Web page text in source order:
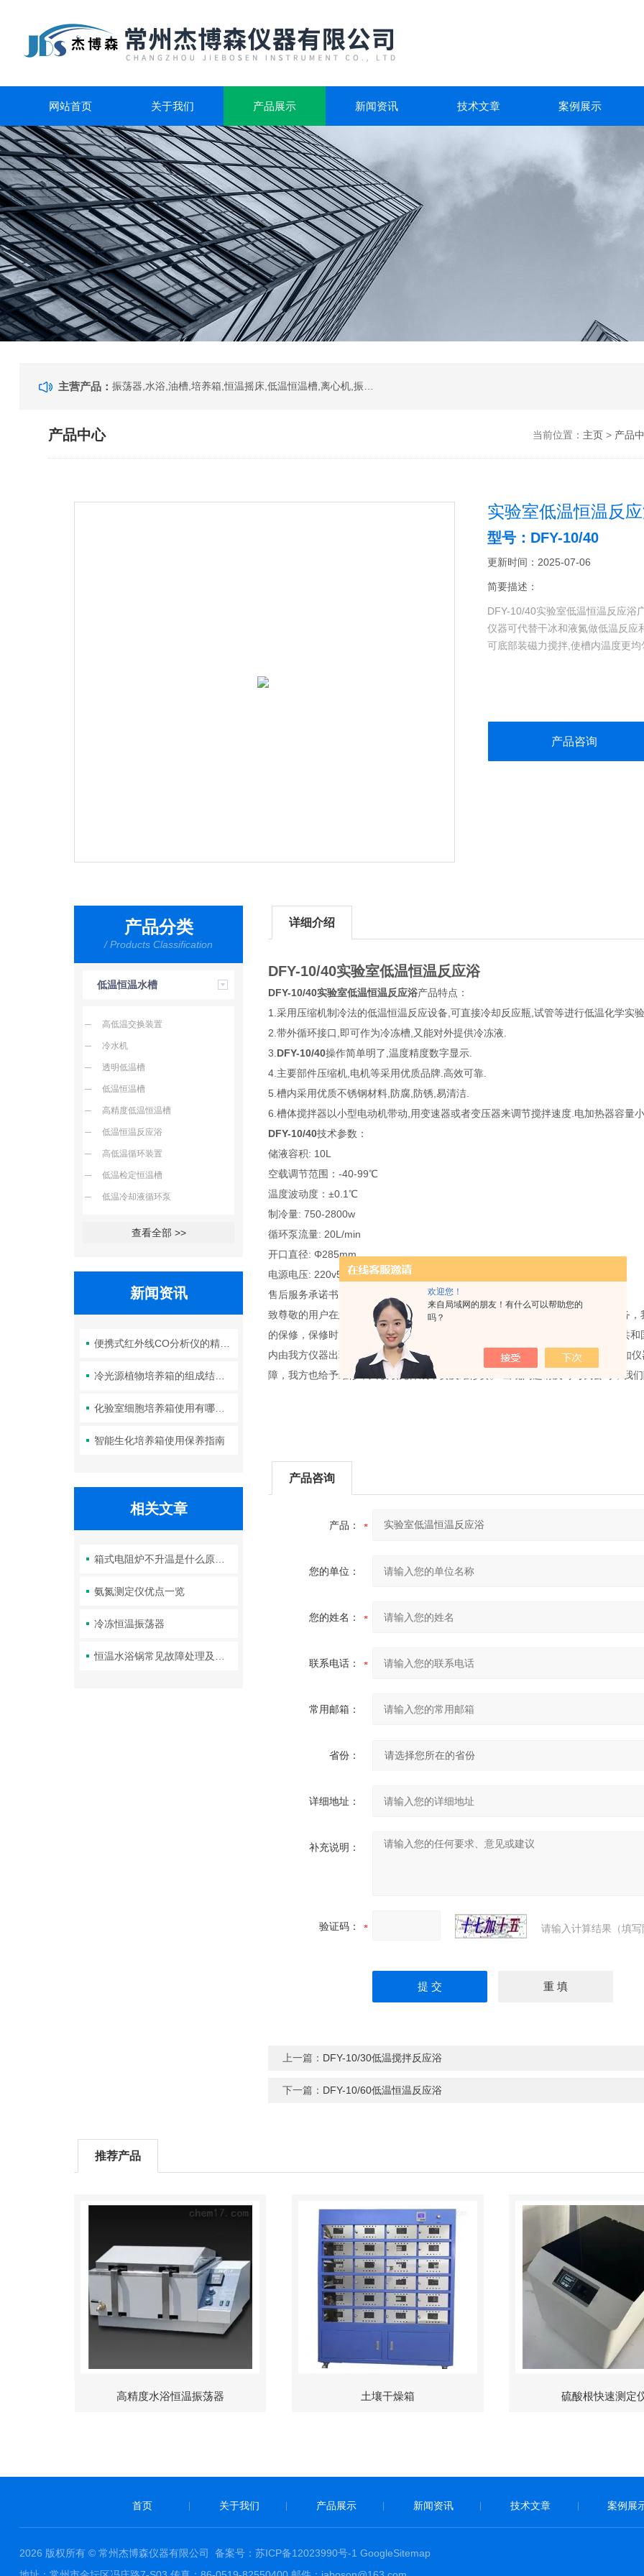
欢迎您！
来自局域网的朋友！有什么可以帮助您的
吗？
网站首页 关于我们 产品展示 新闻资讯 技术文章 案例展示
主营产品：
产品中心 当前位置： 主页> 产品
实验室低温恒温反
型号：DFY-10/40
更新时间：2025-07-06
简要描述：
DFY-10/40实验室低温恒温反应浴
仪器可代替干冰和液氮做低温反应
可底部装磁力搅拌,使槽内温度更均
产品咨询
产品分类
/ Products Classification
低温恒温水槽
高低温交换装置
冷水机
透明低温槽
低温恒温槽
高精度低温恒温槽
低温恒温反应浴
高低温循环装置
低温检定恒温槽
低温冷却液循环泵
查看全部 >>
新闻资讯
便携式红外线CO分析仪的精度如何？
冷光源植物培养箱的组成结构及作用分析
化验室细胞培养箱使用有哪些要求？箱体清洁如何进行？
智能生化培养箱使用保养指南
相关文章
箱式电阻炉不升温是什么原因造成的
氨氮测定仪优点一览
冷冻恒温振荡器
详细介绍
DFY-10/40实验室低温恒温反应浴
DFY-10/40实验室低温恒温反应浴产品特点：
1.采用压缩机制冷法的低温恒温反应设备,可直接冷却反应瓶,试管等进行低温化学实验
2.带外循环接口,即可作为冷冻槽,又能对外提供冷冻液.
3. DFY-10/40操作简单明了,温度精度数字显示.
4.主要部件压缩机,电机等采用优质品牌.高效可靠.
5.槽内采用优质不锈钢材料,防腐,防锈,易清洁.
6.槽体搅拌器以小型电动机带动,用变速器或者变压器来调节搅拌速度.电加热器容量
DFY-10/40技术参数：
储液容积: 10L
空载调节范围：-40-99℃
温度波动度：±0.1℃
制冷量: 750-2800w
循环泵流量: 20L/min
开口直径: Φ285mm
电源电压: 220v50hz
售后服务承诺书：
致尊敬的用户在您的信任和支持下，为保障您的利益，使您得到更好更优质的服务
的保修，保修时间从货物签收，验收计算。在质保期内我方将严格遵守中华人民共
内由我方仪器出现的故障，我方将在持续不断48小时内响应，为客户跟踪服务。如
障，我方也给予维修，只收取元件成本费及维修费。 出现问题请及时与我公司，我
产品咨询
产品：
您的单位：
您的姓名：
联系电话：
常用邮箱：
省份：
详细地址：
补充说明：
验证码： 请输入计算结果（填
上一篇： DFY-10/30低温搅拌反应浴
下一篇： DFY-10/60低温恒温反应浴
推荐产品
高精度水浴恒温振荡器 土壤干燥箱 硫酸根快速测定
首页 关于我们 产品展示 新闻资讯 技术文章 案例展
2026 版权所有 © 常州杰博森仪器有限公司 备案号：苏ICP备12023990号-1 GoogleSitemap